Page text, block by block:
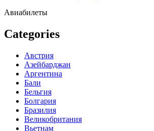
Авиабилеты
Categories
Австрия
Азейбарджан
Аргентина
Бали
Бельгия
Болгария
Бразилия
Великобритания
Вьетнам